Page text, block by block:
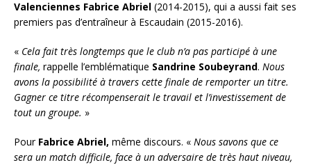
Valenciennes Fabrice Abriel (2014-2015), qui a aussi fait ses
premiers pas d’entraîneur à Escaudain (2015-2016).
« Cela fait très longtemps que le club n’a pas participé à une
finale, rappelle l’emblématique Sandrine Soubeyrand. Nous
avons la possibilité à travers cette finale de remporter un titre.
Gagner ce titre récompenserait le travail et l’investissement de
tout un groupe. »
Pour Fabrice Abriel, même discours. « Nous savons que ce
sera un match difficile, face à un adversaire de très haut niveau,